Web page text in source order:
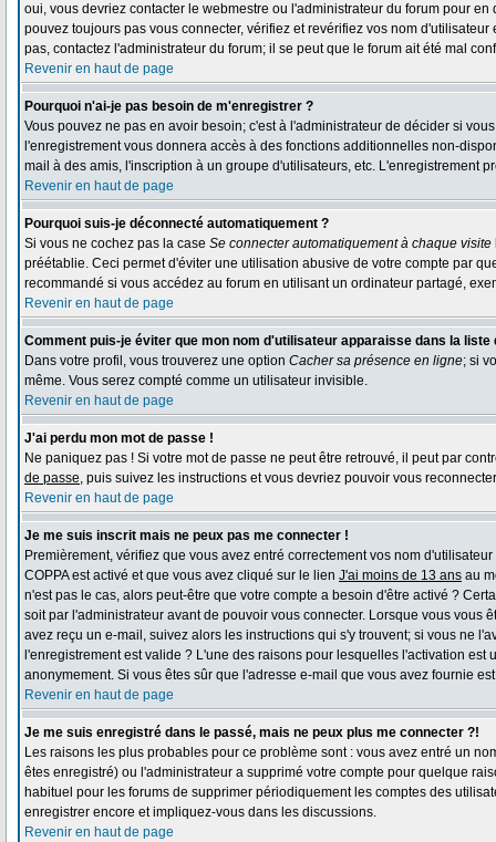
oui, vous devriez contacter le webmestre ou l'administrateur du forum pour
pouvez toujours pas vous connecter, vérifiez et revérifiez vos nom
pas, contactez l'administrateur du forum; il se peut que le forum ait été mal
Revenir en haut de page
Pourquoi n'ai-je pas besoin de m'enregistrer ?
Vous pouvez ne pas en avoir besoin; c'est à l'administrateur de décider si
l'enregistrement vous donnera accès à des fonctions additionnelles non-
mail à des amis, l'inscription à un groupe d'utilisateurs, etc. L'enregistrement
Revenir en haut de page
Pourquoi suis-je déconnecté automatiquement ?
Si vous ne cochez pas la case Se connecter automatiquement à chaque visite
préétablie. Ceci permet d'éviter une utilisation abusive de votre compte par
recommandé si vous accédez au forum en utilisant un ordinateur partagé,
Revenir en haut de page
Comment puis-je éviter que mon nom d'utilisateur apparaisse dans la liste
Dans votre profil, vous trouverez une option Cacher sa présence en ligne; si
même. Vous serez compté comme un utilisateur invisible.
Revenir en haut de page
J'ai perdu mon mot de passe !
Ne paniquez pas ! Si votre mot de passe ne peut être retrouvé, il peut par
de passe, puis suivez les instructions et vous devriez pouvoir vous
Revenir en haut de page
Je me suis inscrit mais ne peux pas me connecter !
Premièrement, vérifiez que vous avez entré correctement vos nom
COPPA est activé et que vous avez cliqué sur le lien J'ai moins de 13 ans au
n'est pas le cas, alors peut-être que votre compte a besoin d'être activé ?
soit par l'administrateur avant de pouvoir vous connecter. Lorsque vous
avez reçu un e-mail, suivez alors les instructions qui s'y trouvent; si vous ne
l'enregistrement est valide ? L'une des raisons pour lesquelles l'activation
anonymement. Si vous êtes sûr que l'adresse e-mail que vous avez fournie
Revenir en haut de page
Je me suis enregistré dans le passé, mais ne peux plus me connecter ?!
Les raisons les plus probables pour ce problème sont : vous avez entré un
êtes enregistré) ou l'administrateur a supprimé votre compte pour quelque
habituel pour les forums de supprimer périodiquement les comptes des
enregistrer encore et impliquez-vous dans les discussions.
Revenir en haut de page